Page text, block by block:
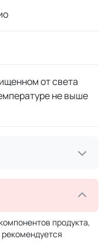
от света
не выше
продукта,